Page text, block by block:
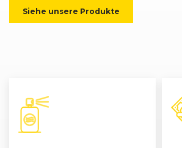
Siehe unsere Produkte